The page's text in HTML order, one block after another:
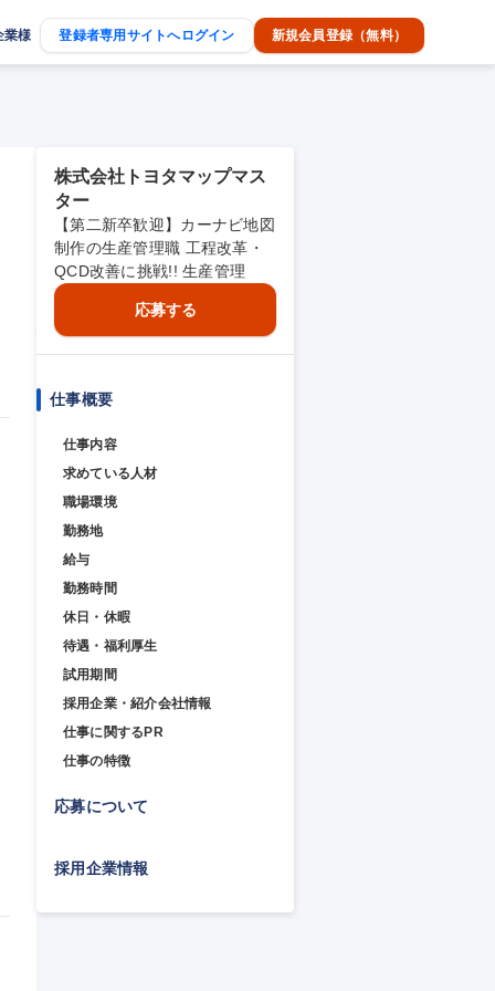
業様 登録者専用サイトへログイン 新規会員登録（無料）
株式会社トヨタマップマス
ター
【第二新卒歓迎】カーナビ地図
制作の生産管理職 工程改革・
QCD改善に挑戦!! 生産管理
応募する
仕事概要
仕事内容
求めている人材
職場環境
勤務地
給与
勤務時間
休日・休暇
待遇・福利厚生
試用期間
採用企業・紹介会社情報
仕事に関するPR
仕事の特徴
応募について
採用企業情報